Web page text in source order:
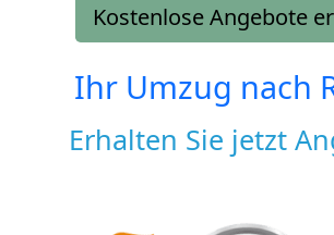
Kostenlose Angebote
Ihr Umzug nach
Erhalten Sie jetzt